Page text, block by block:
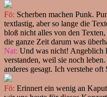
Fö: Scherben machen Punk.
textlastig, aber so lange die
bloß nicht alles von den
die ganze Zeit darum was
Nat: Und was nicht! Angeblich
verstanden, weil sie noch
anderes gesagt. Ich verstehe oft
Fö: Erinnert ein wenig an